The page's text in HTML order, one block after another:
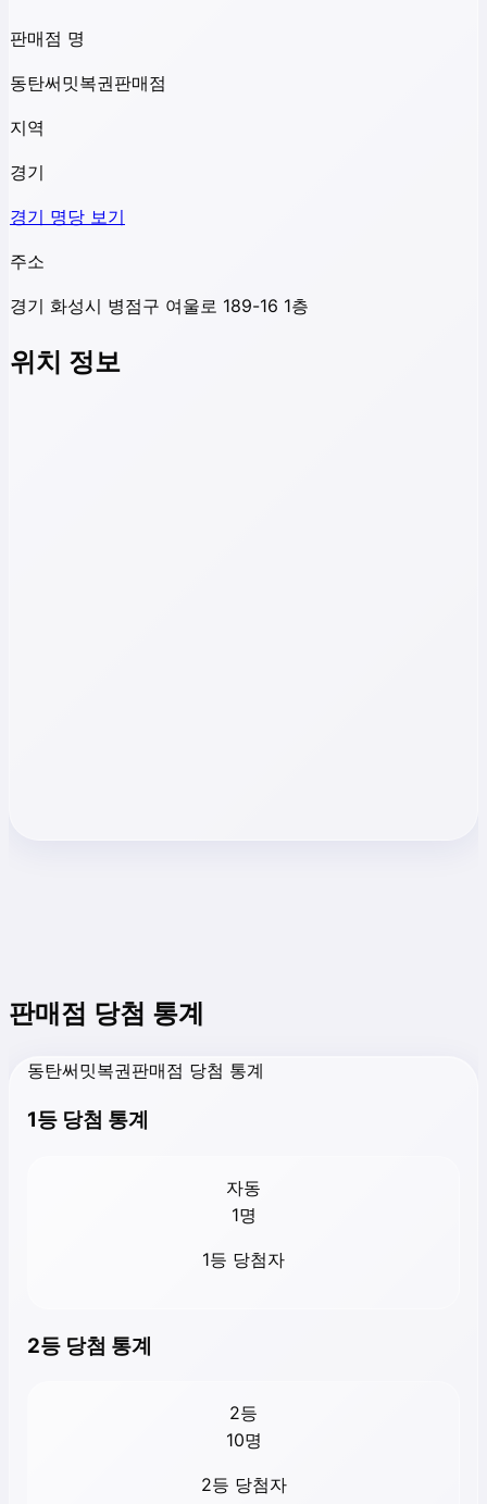
판매점 명
동탄써밋복권판매점
지역
경기
경기 명당 보기
주소
경기 화성시 병점구 여울로 189-16 1층
위치 정보
판매점 당첨 통계
동탄써밋복권판매점 당첨 통계
1등 당첨 통계
자동
1명
1등 당첨자
2등 당첨 통계
2등
10명
2등 당첨자